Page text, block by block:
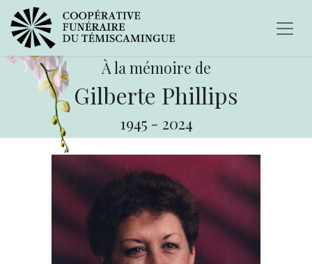
À la mémoire de
Gilberte Phillips
1945 - 2024